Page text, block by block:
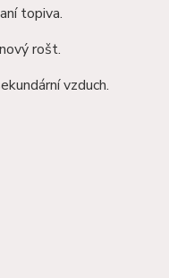
topiva.
rošt.
vzduch.